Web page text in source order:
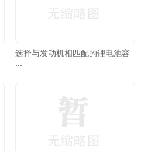
选择与发动机相匹配的锂电池容
···